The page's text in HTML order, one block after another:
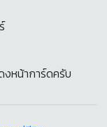
หน้าการ์ดครับ